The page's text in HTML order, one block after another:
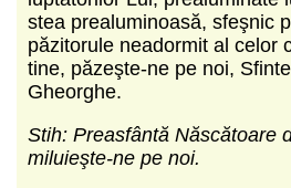
stea prealuminoasă, sfeşnic
păzitorule neadormit al celor
tine, păzeşte-ne pe noi,
Gheorghe.
Stih: Preasfântă Născătoare
miluieşte-ne pe noi.